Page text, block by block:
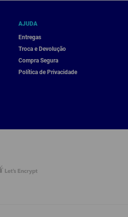
AJUDA
Entregas
Troca e Devolução
Compra Segura
Política de Privacidade